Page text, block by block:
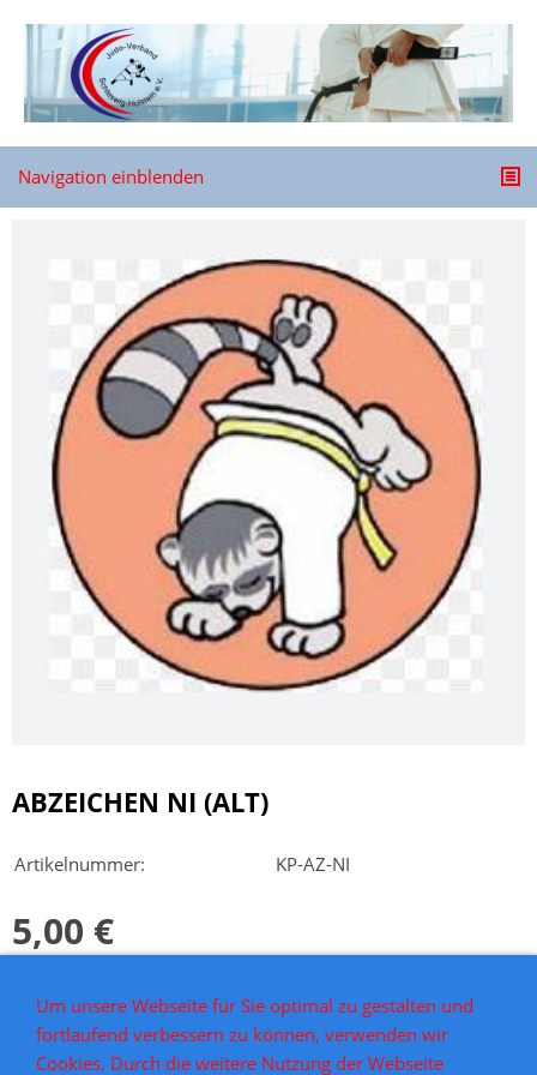
Navigation einblenden
ABZEICHEN NI (ALT)
Artikelnummer: KP-AZ-NI
5,00 €
Noch freie Plätze vorhanden
Um unsere Webseite für Sie optimal zu gestalten und
fortlaufend verbessern zu können, verwenden wir
Cookies. Durch die weitere Nutzung der Webseite